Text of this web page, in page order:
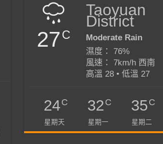
27C
Taoyuan
District
Moderate Rain
濕度： 76%
風速： 7km/h 西南
高溫 28 • 低溫 27
24C
星期天
32C
星期一
35C
星期二